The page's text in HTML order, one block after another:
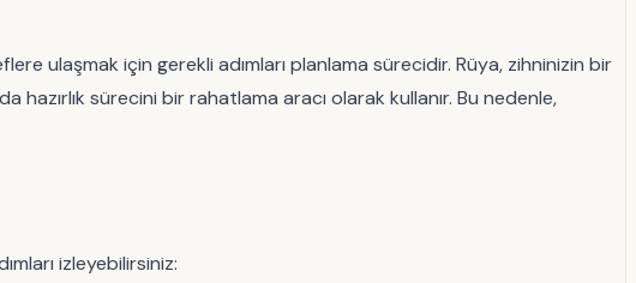
ulaşmak için gerekli adımları planlama sürecidir. Rüya, zihninizin bir
sürecini bir rahatlama aracı olarak kullanır. Bu nedenle,
izleyebilirsiniz: